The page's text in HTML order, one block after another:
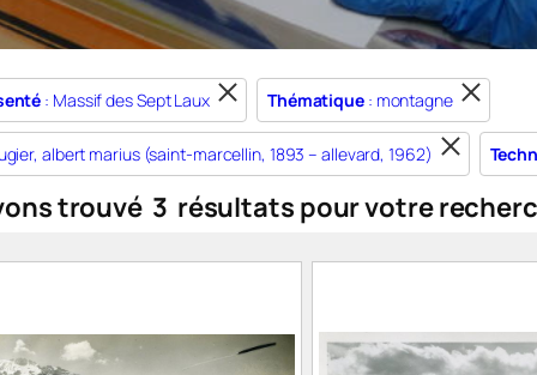
: Massif des Sept Laux Thématique: montagne
albert marius (saint-marcellin, 1893 – allevard, 1962)
trouvé 3 résultats pour votre